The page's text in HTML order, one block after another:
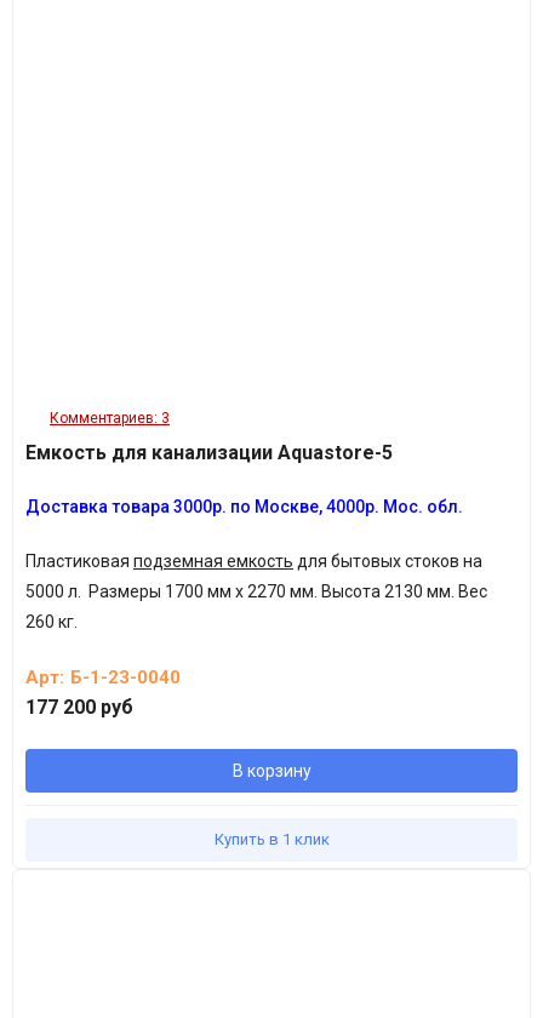
Комментариев: 3
Емкость для канализации Aquastore-5
Доставка товара 3000р. по Москве, 4000р. Мос. обл.
Пластиковая подземная емкость для бытовых стоков на
5000 л. Размеры 1700 мм х 2270 мм. Высота 2130 мм. Вес
260 кг.
Арт: Б-1-23-0040
177 200 руб
В корзину
Купить в 1 клик